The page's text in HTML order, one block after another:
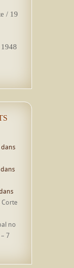
/ 19
dans
dans
Corte
no
7